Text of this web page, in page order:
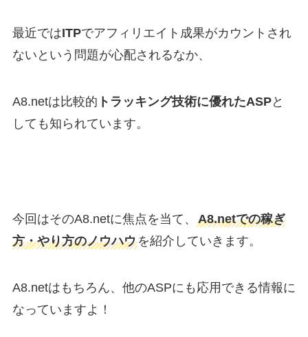
最近ではITPでアフィリエイト成果がカウントされ
ないという問題が心配されるなか、
A8.netは比較的 トラッキング技術に優れたASPと
しても知られています。
今回はそのA8.netに焦点を当て、 A8.netでの稼ぎ
方・やり方のノウハウを紹介していきます。
A8.netはもちろん、他のASPにも応用できる情報に
なっていますよ！